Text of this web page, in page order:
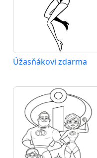
Úžasňákovi zdarma